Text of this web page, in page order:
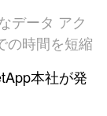
データ アク
の時間を短縮
本社が発